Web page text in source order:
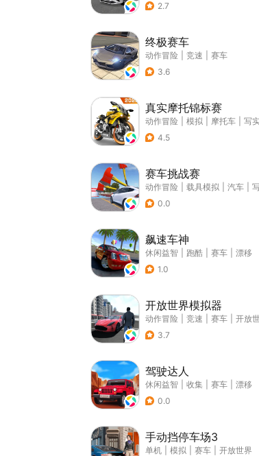
2.7
终极赛车
动作冒险 竞速
赛车
3.6
真实摩托锦标赛
动作冒险 模拟 摩托车
写
4.5
赛车挑战赛
动作冒险 载具模拟 汽车
0.0
飙速车神
休闲益智 跑酷 赛车
漂移
1.0
开放世界模拟器
动作冒险 竞速 赛车
开放
3.7
驾驶达人
休闲益智 收集 赛车
漂移
0.0
手动挡停车场3
单机 模拟 赛车
开放世界